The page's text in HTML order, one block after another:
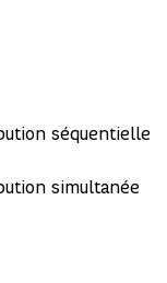
séquentielle
simultanée